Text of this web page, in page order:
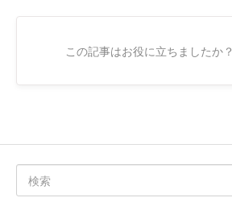
この記事はお役に立ちましたか？